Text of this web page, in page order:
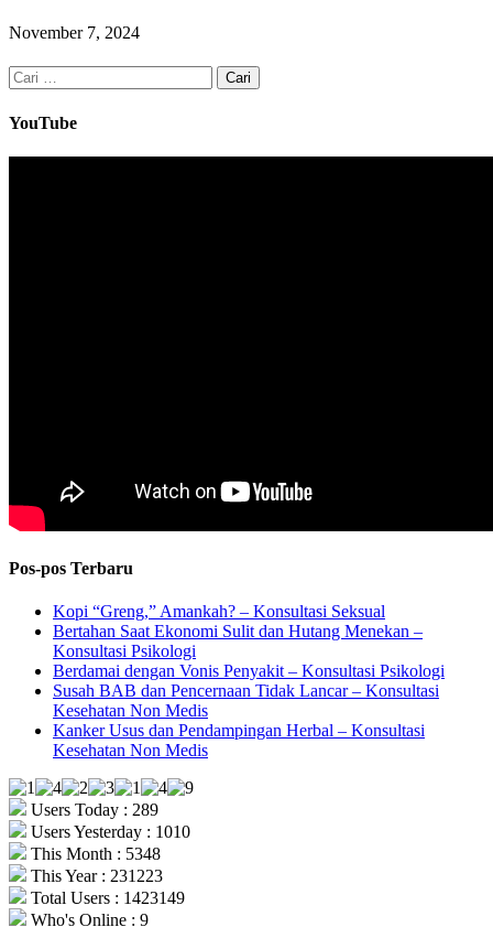
November 7, 2024
Cari
untuk:
YouTube
Pos-pos Terbaru
Kopi “Greng,” Amankah? – Konsultasi Seksual
Bertahan Saat Ekonomi Sulit dan Hutang Menekan –
Konsultasi Psikologi
Berdamai dengan Vonis Penyakit – Konsultasi Psikologi
Susah BAB dan Pencernaan Tidak Lancar – Konsultasi
Kesehatan Non Medis
Kanker Usus dan Pendampingan Herbal – Konsultasi
Kesehatan Non Medis
Users Today : 289
Users Yesterday : 1010
This Month : 5348
This Year : 231223
Total Users : 1423149
Who's Online : 9